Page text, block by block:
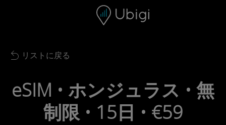
ナビゲーションバー フッター
Back to list
リストに戻る
eSIM • ホンジュラス • 無
制限 • 15日 • €59